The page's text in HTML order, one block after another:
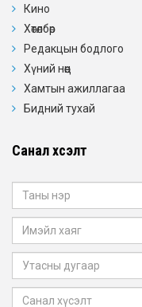
Кино
Хөтөлбөр
Редакцын бодлого
Хүний нөөц
Хамтын ажиллагаа
Бидний тухай
Санал хүсэлт